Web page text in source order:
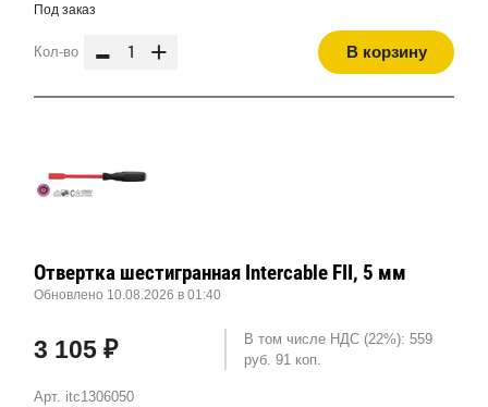
Под заказ
Кол-во - + В корзину
Арт. itc1306050
Отвертка шестигранная Intercable FII, 5 мм
Обновлено 10.08.2026 в 01:40
3 105 ₽
В том числе НДС (22%): 559
руб. 91 коп.